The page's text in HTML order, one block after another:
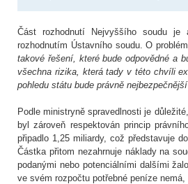
Část rozhodnutí Nejvyššího soudu
rozhodnutím Ústavního soudu. O
takové řešení, které bude odpovědné a
všechna rizika, která tady v této chvíli
pohledu státu bude právně
Podle ministryně spravedlnosti je
byl zároveň respektován princip
připadlo 1,25 miliardy, což představuje
Částka přitom nezahrnuje náklady na
podanými nebo potenciálními dalšími
ve svém rozpočtu potřebné peníze